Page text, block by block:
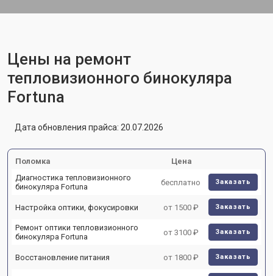
Цены на ремонт
тепловизионного бинокуляра
Fortuna
Дата обновления прайса: 20.07.2026
Поломка
Цена
Диагностика тепловизионного
бинокуляра Fortuna
бесплатно Заказать
Настройка оптики, фокусировки от 1500 ₽ Заказать
Ремонт оптики тепловизионного
бинокуляра Fortuna
от 3100 ₽ Заказать
Восстановление питания от 1800 ₽ Заказать